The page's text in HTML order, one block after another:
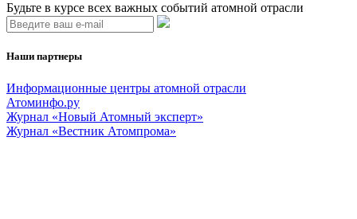
Будьте в курсе всех важных событий атомной отрасли
Наши партнеры
Информационные центры атомной отрасли
Атоминфо.ру
Журнал «Новый Атомный эксперт»
Журнал «Вестник Атомпрома»